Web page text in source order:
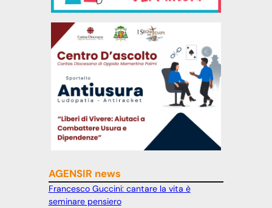
AGENSIR news
Francesco Guccini: cantare la vita è
seminare pensiero